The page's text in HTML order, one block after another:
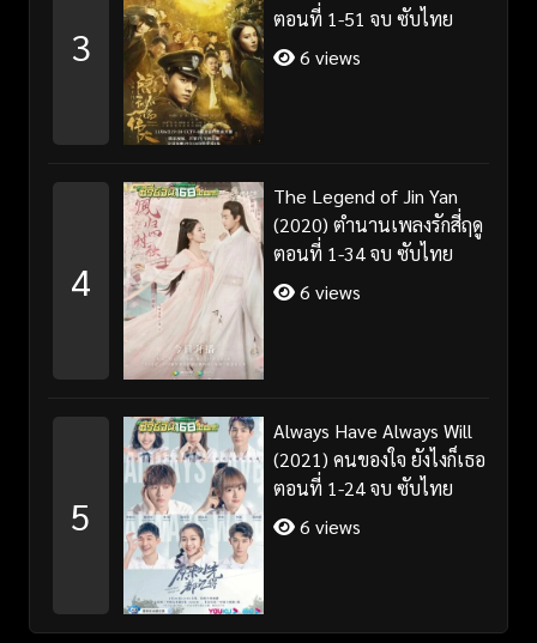
3
ตอนที่ 1-51 จบ ซับไทย
6 views
4
The Legend of Jin Yan
(2020) ตำนานเพลงรักสี่ฤดู
ตอนที่ 1-34 จบ ซับไทย
6 views
5
Always Have Always Will
(2021) คนของใจ ยังไงก็เธอ
ตอนที่ 1-24 จบ ซับไทย
6 views